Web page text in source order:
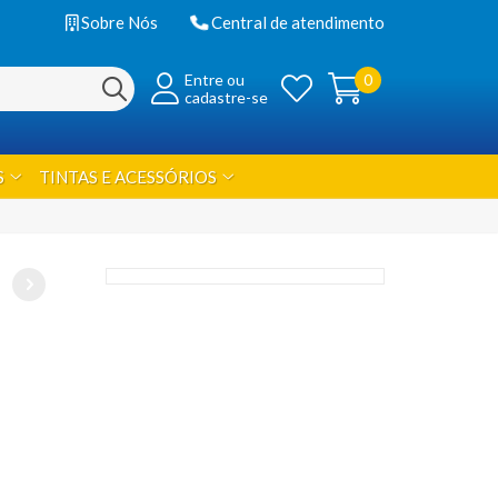
Sobre Nós Central de atendimento
Entre ou
cadastre-se
0
TINTAS E ACESSÓRIOS